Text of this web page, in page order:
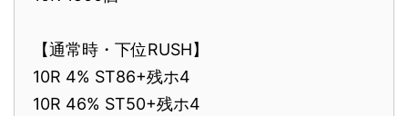
【通常時・下位RUSH】
10R 4% ST86+残ホ4
10R 46% ST50+残ホ4